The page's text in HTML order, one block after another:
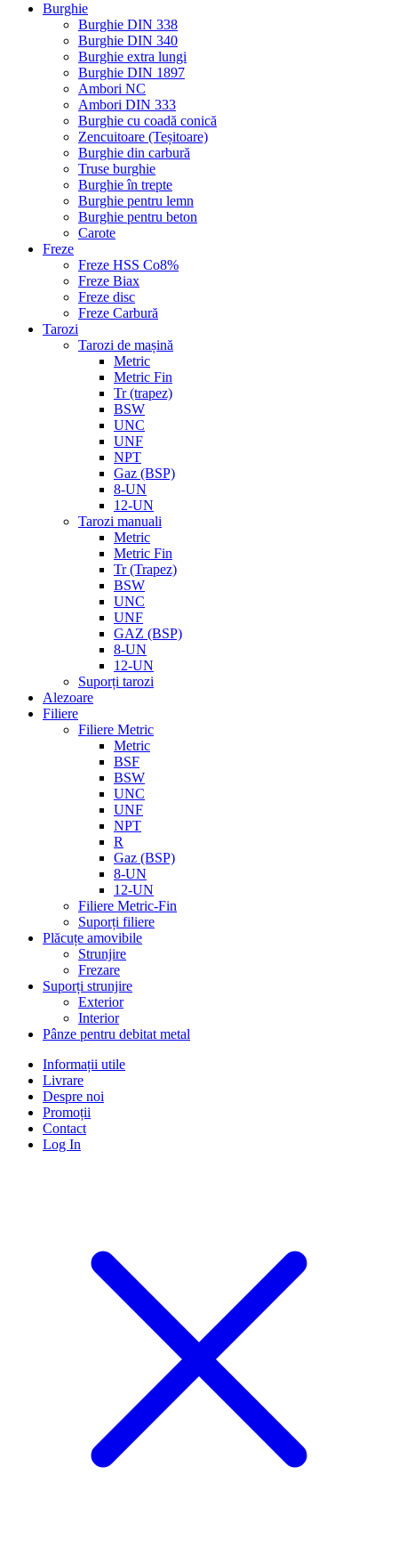
Burghie
Burghie DIN 338
Burghie DIN 340
Burghie extra lungi
Burghie DIN 1897
Ambori NC
Ambori DIN 333
Burghie cu coadă conică
Zencuitoare (Teșitoare)
Burghie din carbură
Truse burghie
Burghie în trepte
Burghie pentru lemn
Burghie pentru beton
Carote
Freze
Freze HSS Co8%
Freze Biax
Freze disc
Freze Carbură
Tarozi
Tarozi de mașină
Metric
Metric Fin
Tr (trapez)
BSW
UNC
UNF
NPT
Gaz (BSP)
8-UN
12-UN
Tarozi manuali
Metric
Metric Fin
Tr (Trapez)
BSW
UNC
UNF
GAZ (BSP)
8-UN
12-UN
Suporți tarozi
Alezoare
Filiere
Filiere Metric
Metric
BSF
BSW
UNC
UNF
NPT
R
Gaz (BSP)
8-UN
12-UN
Filiere Metric-Fin
Suporți filiere
Plăcuțe amovibile
Strunjire
Frezare
Suporți strunjire
Exterior
Interior
Pânze pentru debitat metal
Informații utile
Livrare
Despre noi
Promoții
Contact
Log In